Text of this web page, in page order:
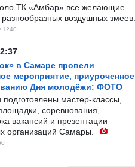
ТК «Амбар» все желающие
разнообразных воздушных змеев.
1240
в Самаре провели
мероприятие, приуроченное
Дня молодёжи: ФОТО
мастер-классы,
соревнования,
вакансий и презентации
организаций Самары.